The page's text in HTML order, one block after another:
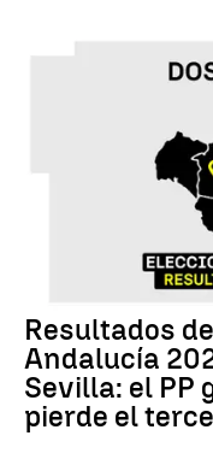
Resultados
Andalucía
Sevilla: el PP
pierde el